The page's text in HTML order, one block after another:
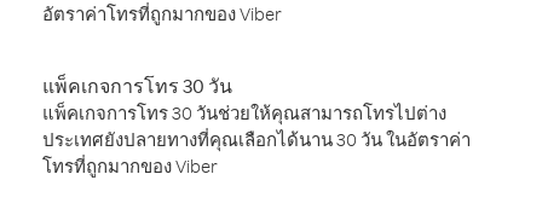
อัตราค่าโทรที่ถูกมากของ Viber
แพ็คเกจการโทร 30 วัน
แพ็คเกจการโทร 30 วันช่วยให้คุณสามารถโทรไปต่าง
ประเทศยังปลายทางที่คุณเลือกได้นาน 30 วัน ในอัตราค่า
โทรที่ถูกมากของ Viber